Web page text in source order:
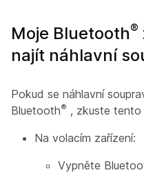
Moje Bluetooth®
najít náhlavní
Pokud se náhlavní
Bluetooth® , zkuste tento
Na volacím zařízení:
Vypněte